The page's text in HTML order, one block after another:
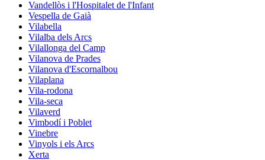
Vandellòs i l'Hospitalet de l'Infant
Vespella de Gaià
Vilabella
Vilalba dels Arcs
Vilallonga del Camp
Vilanova de Prades
Vilanova d'Escornalbou
Vilaplana
Vila-rodona
Vila-seca
Vilaverd
Vimbodí i Poblet
Vinebre
Vinyols i els Arcs
Xerta